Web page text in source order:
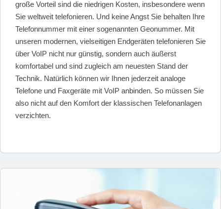
große Vorteil sind die niedrigen Kosten, insbesondere wenn
Sie weltweit telefonieren. Und keine Angst Sie behalten Ihre
Telefonnummer mit einer sogenannten Geonummer. Mit
unseren modernen, vielseitigen Endgeräten telefonieren Sie
über VoIP nicht nur günstig, sondern auch äußerst
komfortabel und sind zugleich am neuesten Stand der
Technik. Natürlich können wir Ihnen jederzeit analoge
Telefone und Faxgeräte mit VoIP anbinden. So müssen Sie
also nicht auf den Komfort der klassischen Telefonanlagen
verzichten.